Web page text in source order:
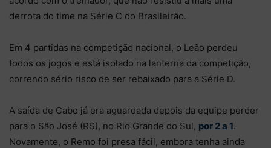
derrota do time na Série C do Brasileirão.
Em 4 partidas na competição nacional, o Leão perdeu
todos os jogos e está isolado na lanterna da competição,
correndo sério risco de ser rebaixado para a Série D.
A saída de Cabo já era aguardada depois da equipe perder
para o São José (RS), no Rio Grande do Sul, por 2 a 1.
Novamente, o Remo foi presa fácil, embora tenha ainda